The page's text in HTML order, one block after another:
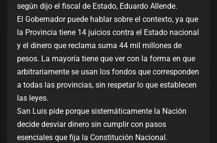
según dijo el fiscal de Estado, Eduardo Allende.
El Gobernador puede hablar sobre el contexto, ya que
la Provincia tiene 14 juicios contra el Estado nacional
y el dinero que reclama suma 44 mil millones de
pesos. La mayoría tiene que ver con la forma en que
arbitrariamente se usan los fondos que corresponden
a todas las provincias, sin respetar lo que establecen
las leyes.
San Luis pide porque sistemáticamente la Nación
decide desviar dinero sin cumplir con pasos
esenciales que fija la Constitución Nacional.